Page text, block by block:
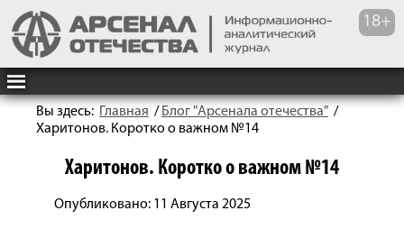
Вы здесь: Главная / Блог "Арсенала отечества" /
Харитонов. Коротко о важном №14
Харитонов. Коротко о важном №14
Опубликовано: 11 Августа 2025